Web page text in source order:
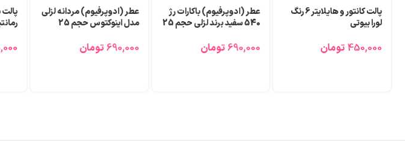
پالت کانتور و هایلایتر 6 رنگ
لورا بیوتی
450,000 تومان
عطر (ادوپرفیوم) باکارات رژ
540 سفید برند لزلی حجم 25
690,000 تومان
عطر (ادوپرفیوم) مردانه لزلی
مدل اینوکتوس حجم 25
690,000 تومان